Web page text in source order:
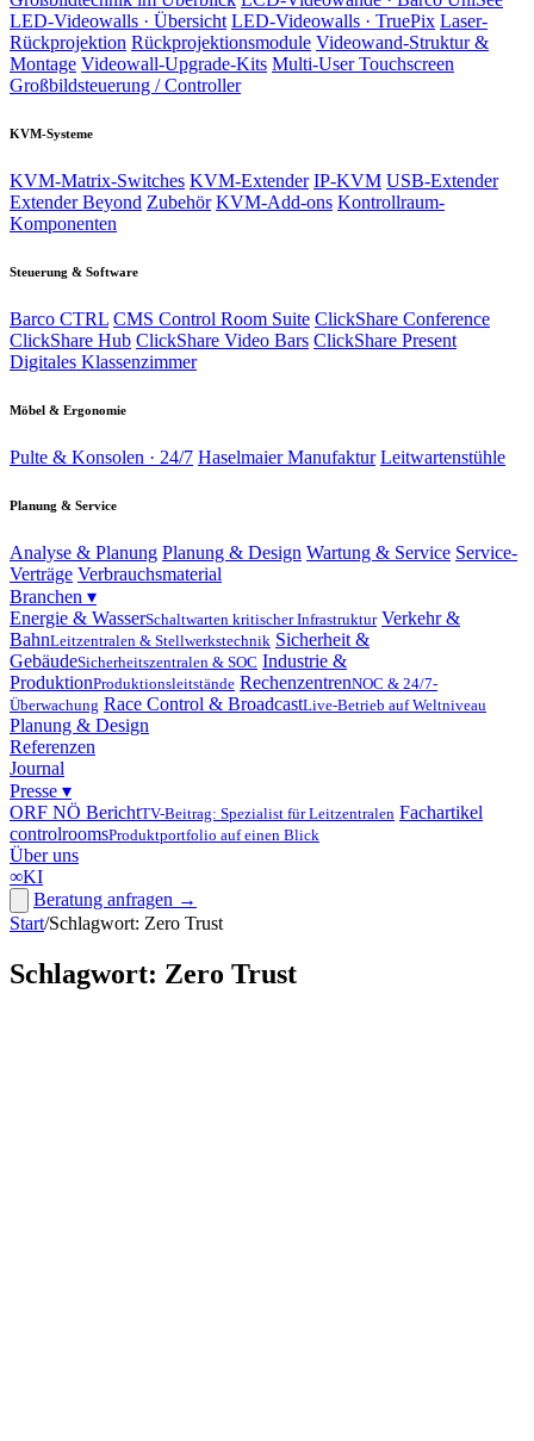
LED-Videowalls · Übersicht LED-Videowalls · TruePix Laser-
Rückprojektion Rückprojektionsmodule Videowand-Struktur &
Montage Videowall-Upgrade-Kits Multi-User Touchscreen
Großbildsteuerung / Controller
KVM-Systeme
KVM-Matrix-Switches KVM-Extender IP-KVM USB-Extender
Extender Beyond Zubehör KVM-Add-ons Kontrollraum-
Komponenten
Steuerung & Software
Barco CTRL CMS Control Room Suite ClickShare Conference
ClickShare Hub ClickShare Video Bars ClickShare Present
Digitales Klassenzimmer
Möbel & Ergonomie
Pulte & Konsolen · 24/7 Haselmaier Manufaktur Leitwartenstühle
Planung & Service
Analyse & Planung Planung & Design Wartung & Service Service-
Verträge Verbrauchsmaterial
Branchen ▾
Energie & WasserSchaltwarten kritischer Infrastruktur Verkehr &
BahnLeitzentralen & Stellwerkstechnik Sicherheit &
GebäudeSicherheitszentralen & SOC Industrie &
ProduktionProduktionsleitstände RechenzentrenNOC & 24/7-
Überwachung Race Control & BroadcastLive-Betrieb auf Weltniveau
Planung & Design
Referenzen
Journal
Presse ▾
ORF NÖ BerichtTV-Beitrag: Spezialist für Leitzentralen Fachartikel
controlroomsProduktportfolio auf einen Blick
Über uns
∞KI
Beratung anfragen →
Start/Schlagwort: Zero Trust
Schlagwort: Zero Trust